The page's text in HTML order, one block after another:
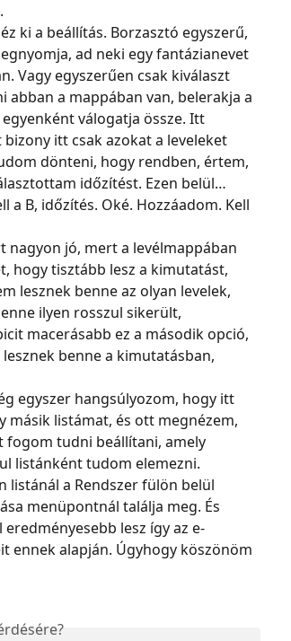
ki a beállítás. Borzasztó egyszerű,
ad neki egy fantázianevet
Vagy egyszerűen csak kiválaszt
abban a mappában van, belerakja a
válogatja össze. Itt
itt csak azokat a leveleket
dönteni, hogy rendben, értem,
időzítést. Ezen belül…
a B, időzítés. Oké. Hozzáadom. Kell
nagyon jó, mert a levélmappában
hogy tisztább lesz a kimutatást,
lesznek benne az olyan levelek,
ilyen rosszul sikerült,
macerásabb ez a második opció,
benne a kimutatásban,
egyszer hangsúlyozom, hogy itt
másik listámat, és ott megnézem,
tudni beállítani, amely
listánként tudom elemezni.
listánál a Rendszer fülön belül
menüpontnál találja meg. És
lesz így az e-
ennek alapján. Úgyhogy köszönöm